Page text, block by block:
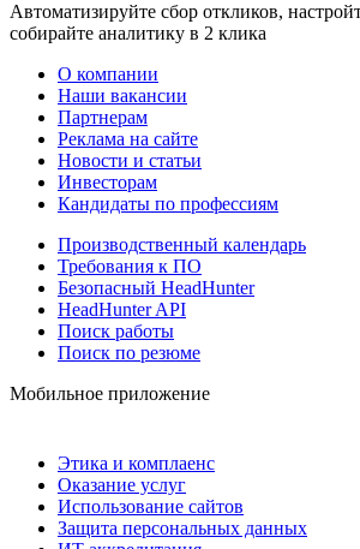
Автоматизируйте сбор откликов,
собирайте аналитику в 2 клика
О компании
Наши вакансии
Партнерам
Реклама на сайте
Новости и статьи
Инвесторам
Кандидаты по профессиям
Производственный календарь
Требования к ПО
Безопасный HeadHunter
HeadHunter API
Поиск работы
Поиск по резюме
Мобильное приложение
Этика и комплаенс
Оказание услуг
Использование сайтов
Защита персональных данных